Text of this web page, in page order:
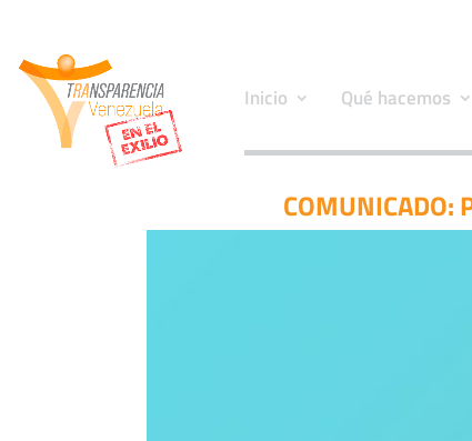
Inicio Qué hacemos
COMUNICADO: